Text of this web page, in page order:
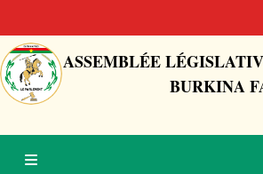
ASSEMBLÉE
BURKINA